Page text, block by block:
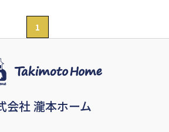
1
会社 瀧本ホーム